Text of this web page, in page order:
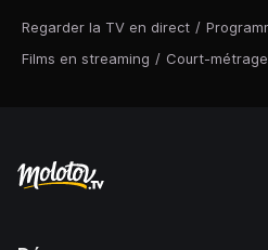
Regarder la TV en direct /
Films en streaming / Court-métrage